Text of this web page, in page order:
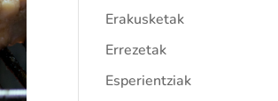
Erakusketak
Errezetak
Esperientziak